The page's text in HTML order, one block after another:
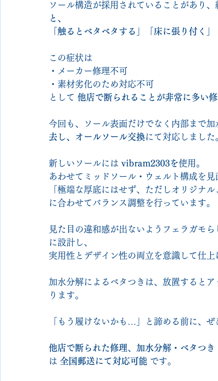
ソール構造が採用されていることがあり
と、
「触るとベタベタする」「床に張り付く
この症状は
・メーカー修理不可
・素材劣化のため対応不可
として 他店で断られることが非常に多い
今回も、ソール表面だけでなく内部まで
去し、オールソール交換にて対応しました
新しいソールには vibram2303を使用。
あわせてミッドソール・ウェルト構成を見
「極端な厚底にはせず、ただしオリジナ
に合わせてバランス調整を行っています。
見た目の違和感が出ないようフェラガモ
に設計し、
実用性とデザイン性の両立を意識して仕上
加水分解によるベタつきは、放置すると
ります。
「もう履けないかも…」と諦める前に、
他店で断られた修理、 加水分解・ベタつき
は 全国郵送にて対応可能 です。